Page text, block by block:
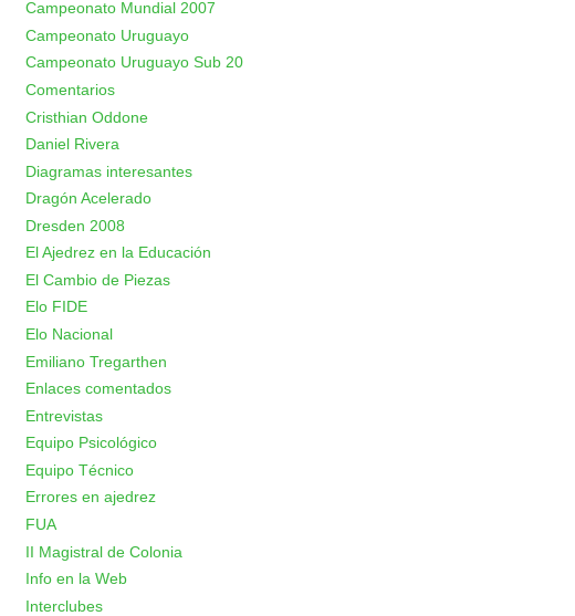
Campeonato Mundial 2007
Campeonato Uruguayo
Campeonato Uruguayo Sub 20
Comentarios
Cristhian Oddone
Daniel Rivera
Diagramas interesantes
Dragón Acelerado
Dresden 2008
El Ajedrez en la Educación
El Cambio de Piezas
Elo FIDE
Elo Nacional
Emiliano Tregarthen
Enlaces comentados
Entrevistas
Equipo Psicológico
Equipo Técnico
Errores en ajedrez
FUA
II Magistral de Colonia
Info en la Web
Interclubes